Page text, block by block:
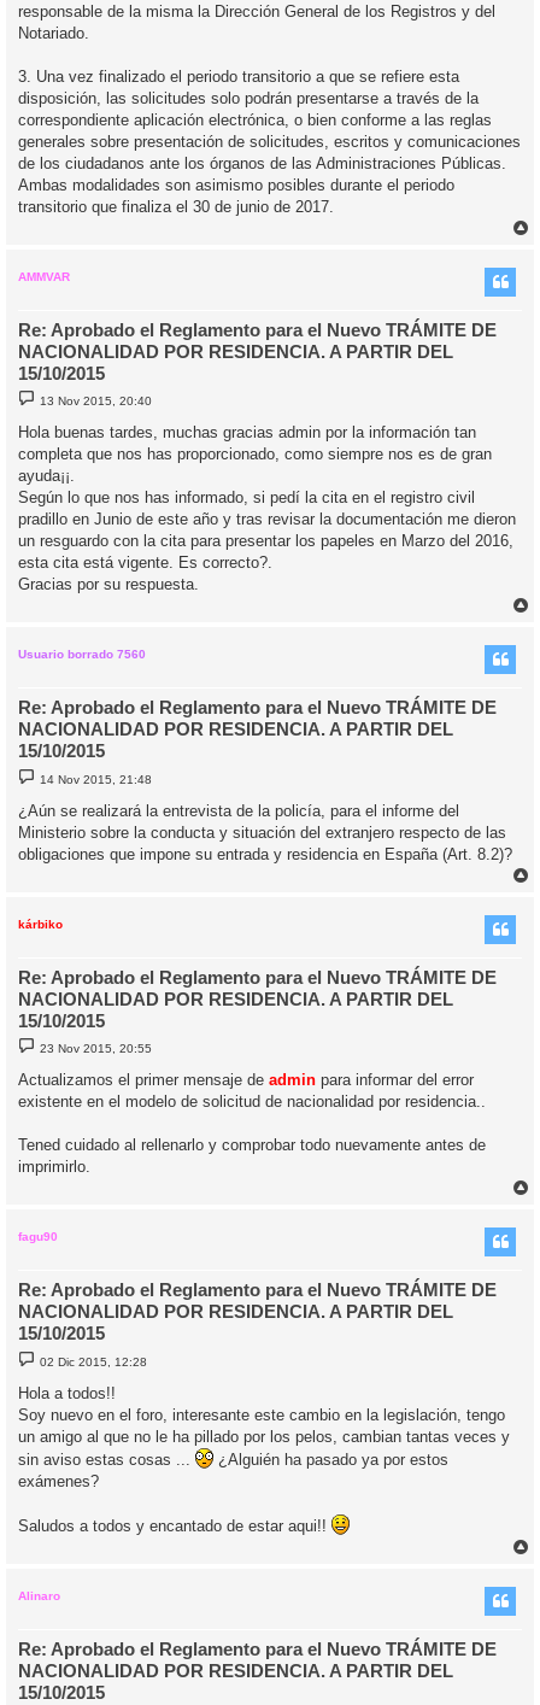
responsable de la misma la Dirección General de los Registros y del
Notariado.
3. Una vez finalizado el periodo transitorio a que se refiere esta
disposición, las solicitudes solo podrán presentarse a través de la
correspondiente aplicación electrónica, o bien conforme a las reglas
generales sobre presentación de solicitudes, escritos y comunicaciones
de los ciudadanos ante los órganos de las Administraciones Públicas.
Ambas modalidades son asimismo posibles durante el periodo
transitorio que finaliza el 30 de junio de 2017.
AMMVAR
Re: Aprobado el Reglamento para el Nuevo TRÁMITE DE
NACIONALIDAD POR RESIDENCIA. A PARTIR DEL
15/10/2015
M
e
n
s
a
e
13 Nov 2015, 20:40
Hola buenas tardes, muchas gracias admin por la información tan
completa que nos has proporcionado, como siempre nos es de gran
ayuda¡¡.
Según lo que nos has informado, si pedí la cita en el registro civil
pradillo en Junio de este año y tras revisar la documentación me dieron
un resguardo con la cita para presentar los papeles en Marzo del 2016,
esta cita está vigente. Es correcto?.
Gracias por su respuesta.
Usuario borrado 7560
Re: Aprobado el Reglamento para el Nuevo TRÁMITE DE
NACIONALIDAD POR RESIDENCIA. A PARTIR DEL
15/10/2015
M
e
n
s
a
j
e
14 Nov 2015, 21:48
¿Aún se realizará la entrevista de la policía, para el informe del
Ministerio sobre la conducta y situación del extranjero respecto de las
obligaciones que impone su entrada y residencia en España (Art. 8.2)?
kárbiko
Re: Aprobado el Reglamento para el Nuevo TRÁMITE DE
NACIONALIDAD POR RESIDENCIA. A PARTIR DEL
15/10/2015
M
e
s
a
23 Nov 2015, 20:55
Actualizamos el primer mensaje de admin para informar del error
existente en el modelo de solicitud de nacionalidad por residencia..
Tened cuidado al rellenarlo y comprobar todo nuevamente antes de
imprimirlo.
fagu90
Re: Aprobado el Reglamento para el Nuevo TRÁMITE DE
NACIONALIDAD POR RESIDENCIA. A PARTIR DEL
15/10/2015
M
e
n
s
a
j
e
02 Dic 2015, 12:28
Hola a todos!!
Soy nuevo en el foro, interesante este cambio en la legislación, tengo
un amigo al que no le ha pillado por los pelos, cambian tantas veces y
sin aviso estas cosas ...
¿Alguién ha pasado ya por estos
exámenes?
Saludos a todos y encantado de estar aqui!!
Alinaro
Re: Aprobado el Reglamento para el Nuevo TRÁMITE DE
NACIONALIDAD POR RESIDENCIA. A PARTIR DEL
15/10/2015